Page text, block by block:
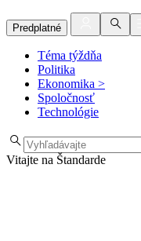
Predplatné
Téma týždňa
Politika
Ekonomika >
Spoločnosť
Technológie
Vitajte na Štandarde